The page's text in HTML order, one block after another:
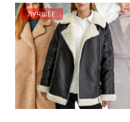
ЛУЧШЕЕ